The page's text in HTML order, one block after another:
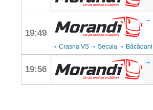
19:49
Crasna VS Secuia Băcăoani
19:56